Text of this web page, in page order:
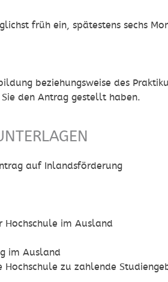
früh ein, spätestens sechs
beziehungsweise des
den Antrag gestellt haben.
auf Inlandsförderung
im Ausland
im Ausland
Hochschule zu zahlende